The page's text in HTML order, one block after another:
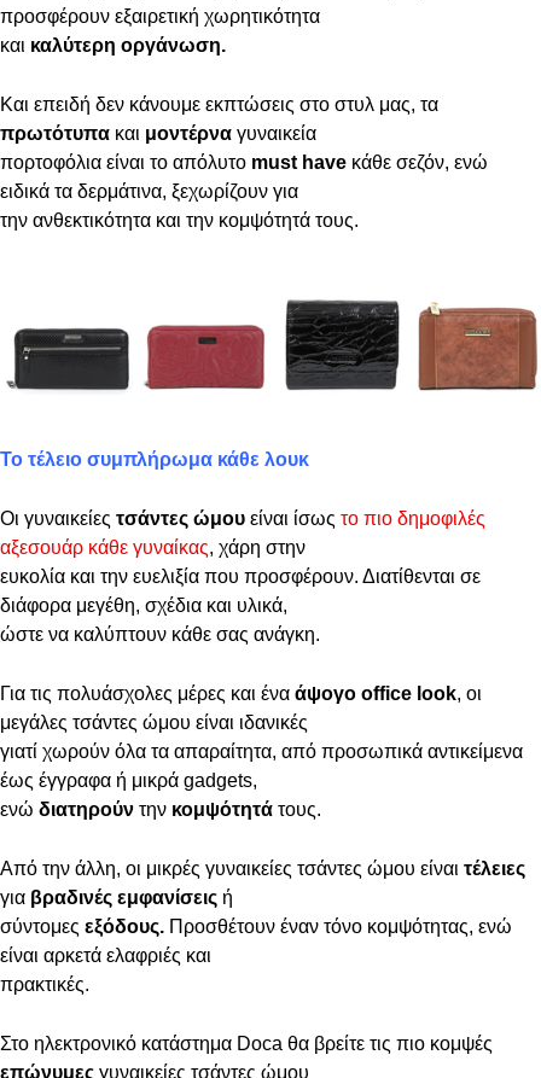
προσφέρουν εξαιρετική χωρητικότητα
και καλύτερη οργάνωση.
Και επειδή δεν κάνουμε εκπτώσεις στο στυλ μας, τα
πρωτότυπα και μοντέρνα γυναικεία
πορτοφόλια είναι το απόλυτο must have κάθε σεζόν, ενώ
ειδικά τα δερμάτινα, ξεχωρίζουν για
την ανθεκτικότητα και την κομψότητά τους.
Το τέλειο συμπλήρωμα κάθε λουκ
Οι γυναικείες τσάντες ώμου είναι ίσως το πιο δημοφιλές
αξεσουάρ κάθε γυναίκας, χάρη στην
ευκολία και την ευελιξία που προσφέρουν. Διατίθενται σε
διάφορα μεγέθη, σχέδια και υλικά,
ώστε να καλύπτουν κάθε σας ανάγκη.
Για τις πολυάσχολες μέρες και ένα άψογο office look, οι
μεγάλες τσάντες ώμου είναι ιδανικές
γιατί χωρούν όλα τα απαραίτητα, από προσωπικά αντικείμενα
έως έγγραφα ή μικρά gadgets,
ενώ διατηρούν την κομψότητά τους.
Από την άλλη, οι μικρές γυναικείες τσάντες ώμου είναι τέλειες
για βραδινές εμφανίσεις ή
σύντομες εξόδους. Προσθέτουν έναν τόνο κομψότητας, ενώ
είναι αρκετά ελαφριές και
πρακτικές.
Στο ηλεκτρονικό κατάστημα Doca θα βρείτε τις πιο κομψές
επώνυμες γυναικείες τσάντες ώμου